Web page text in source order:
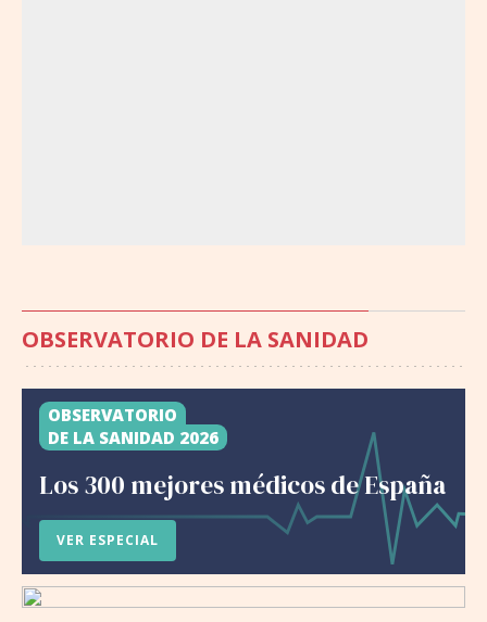
OBSERVATORIO DE LA SANIDAD
OBSERVATORIO
DE LA SANIDAD 2026
Los 300 mejores médicos de España
VER ESPECIAL